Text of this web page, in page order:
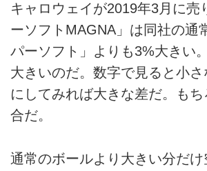
キャロウェイが2019年3月に売
ーソフトMAGNA」は同社の通
パーソフト」よりも3%大きい
大きいのだ。数字で見ると小
にしてみれば大きな差だ。も
合だ。
通常のボールより大きい分だ